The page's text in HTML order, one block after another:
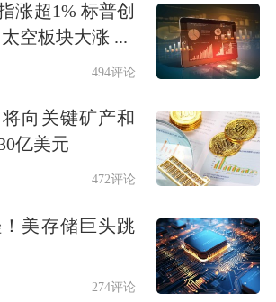
持，而以保险资金为代表
规模大、负债久期长、稳
陈一江表示，中国经济正
转换的关键时期。新质生
勃发展的上升阶段，对资
和长期陪伴能力提出更高
长期投资为目标的保险资
涨超1% 标普创
空板块大涨 ...
494评论
向关键矿产和
亿美元
472评论
美存储巨头跳
274评论